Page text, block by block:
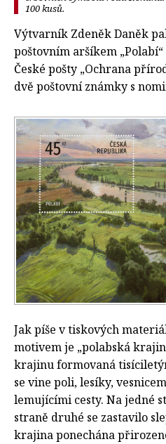
100 kusů.
Výtvarník Zdeněk Daněk
poštovním aršíkem
České pošty „Ochrana
dvě poštovní známky s
Jak píše v tiskových
motivem je „polabská
krajinu formovaná
se vine poli, lesíky,
lemujícími cesty. Na jedné
straně druhé se zastavilo
krajina ponechána